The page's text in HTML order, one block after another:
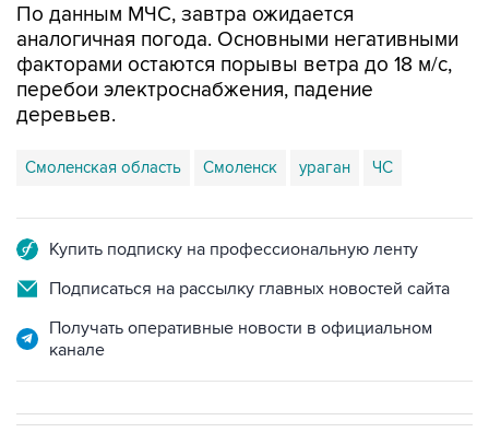
По данным МЧС, завтра ожидается
аналогичная погода. Основными негативными
факторами остаются порывы ветра до 18 м/с,
перебои электроснабжения, падение
деревьев.
Смоленская область Смоленск ураган ЧС
Купить подписку на профессиональную ленту
Подписаться на рассылку главных новостей сайта
Получать оперативные новости в официальном
канале